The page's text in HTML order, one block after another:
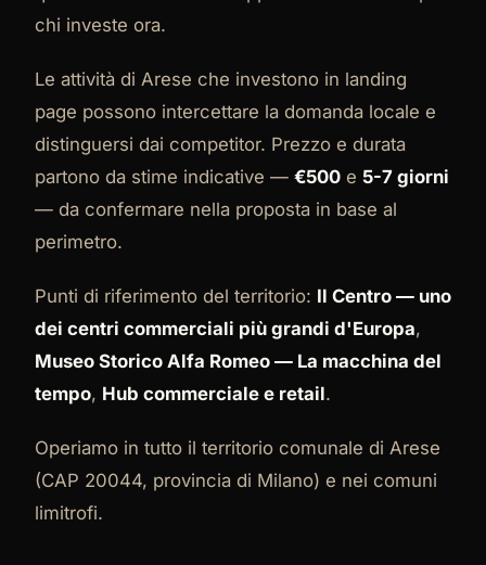
chi investe ora.
Le attività di Arese che investono in landing
page possono intercettare la domanda locale e
distinguersi dai competitor. Prezzo e durata
partono da stime indicative — €500 e 5-7 giorni
— da confermare nella proposta in base al
perimetro.
Punti di riferimento del territorio: Il Centro — uno
dei centri commerciali più grandi d'Europa,
Museo Storico Alfa Romeo — La macchina del
tempo, Hub commerciale e retail.
Operiamo in tutto il territorio comunale di Arese
(CAP 20044, provincia di Milano) e nei comuni
limitrofi.